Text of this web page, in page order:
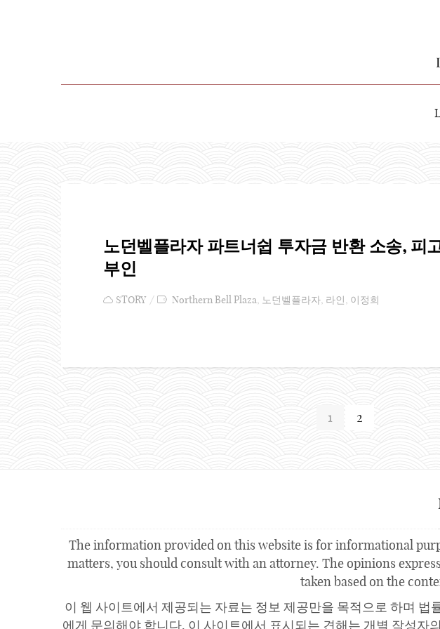
노던벨플라자 파트너쉽 투자금 반환 소송, 피
부인
STORY Northern Bell Plaza, 노던벨플라자, 라인, 이정희
1 2
The information provided on this website is for informational
matters, you should consult with an attorney. The opinions
taken based on the
이 웹 사이트에서 제공되는 자료는 정보 제공만을 목적으로 하며
에게 문의해야 합니다. 이 사이트에서 표시되는 견해는 개별 작성